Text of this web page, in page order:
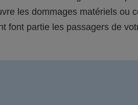
les dommages matériels ou
font partie les passagers de